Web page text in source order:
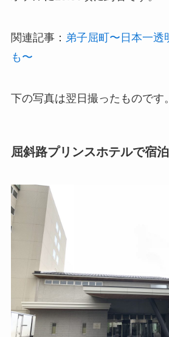
関連記事： 弟子屈町〜日本一透
も〜
下の写真は翌日撮ったものです。
屈斜路プリンスホテルで宿泊